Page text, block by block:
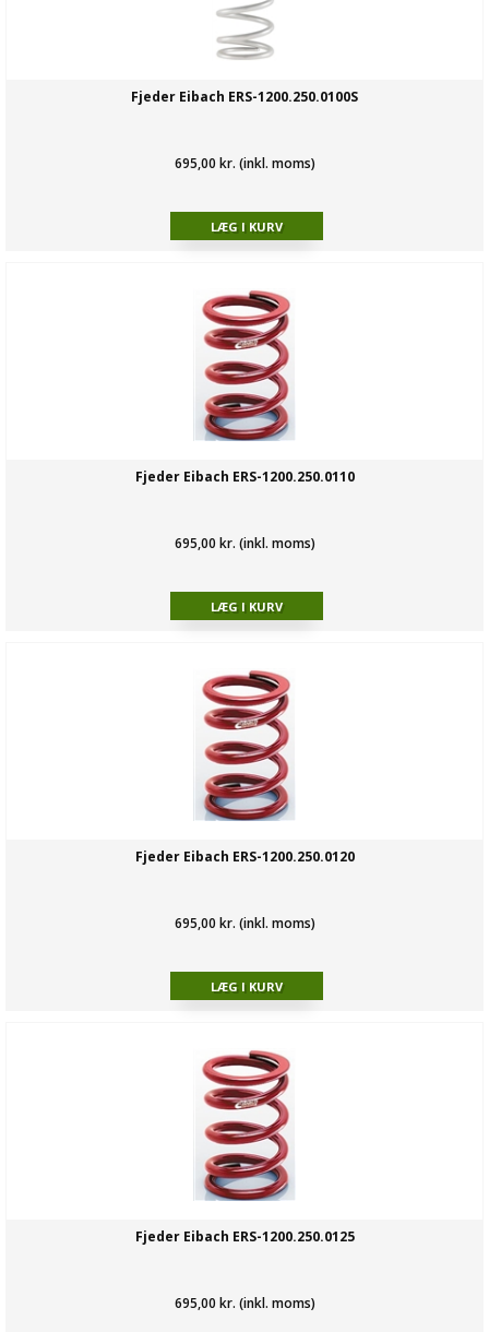
Fjeder Eibach ERS-1200.250.0100S
695,00 kr. (inkl. moms)
Fjeder Eibach ERS-1200.250.0110
695,00 kr. (inkl. moms)
Fjeder Eibach ERS-1200.250.0120
695,00 kr. (inkl. moms)
Fjeder Eibach ERS-1200.250.0125
695,00 kr. (inkl. moms)